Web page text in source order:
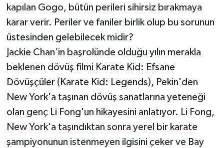
kapılan Gogo, bütün perileri sihirsiz bırakmaya
karar verir. Periler ve faniler birlik olup bu sorunun
üstesinden gelebilecek midir?
Jackie Chan’in başrolünde olduğu yılın merakla
beklenen dövüş filmi Karate Kid: Efsane
Dövüşçüler (Karate Kid: Legends), Pekin'den
New York'a taşınan dövüş sanatlarına yeteneği
olan genç Li Fong'un hikayesini anlatıyor. Li Fong,
New York'a taşındıktan sonra yerel bir karate
şampiyonunun istenmeyen ilgisini çeker ve Bay